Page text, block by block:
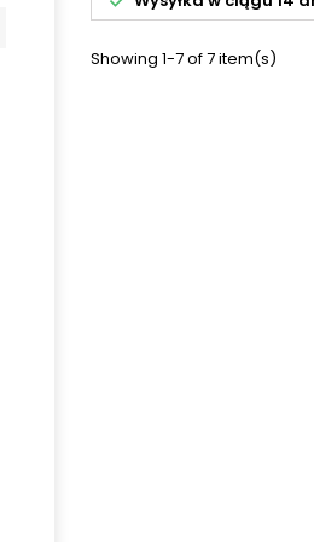
Showing 1-7 of 7 item(s)